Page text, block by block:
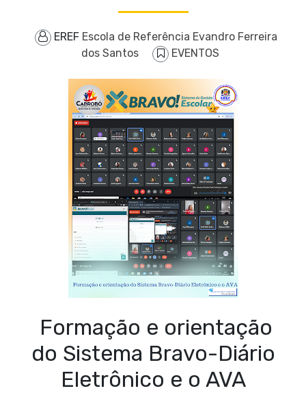
EREF Escola de Referência Evandro Ferreira
dos Santos
EVENTOS
Formação e orientação
do Sistema Bravo-Diário
Eletrônico e o AVA